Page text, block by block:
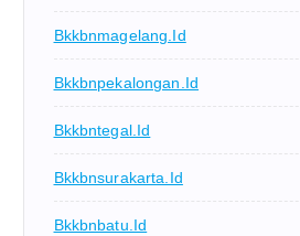
Bkkbnmagelang.id
Bkkbnpekalongan.id
Bkkbntegal.id
Bkkbnsurakarta.id
Bkkbnbatu.id